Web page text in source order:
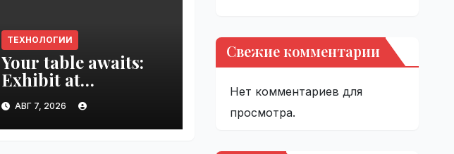
ТЕХНОЛОГИИ
Your table awaits:
Exhibit at
TechCrunch Disrupt
2026 to be seen by
thousands |
АВГ 7, 2026
Свежие комментарии
Нет комментариев для
просмотра.